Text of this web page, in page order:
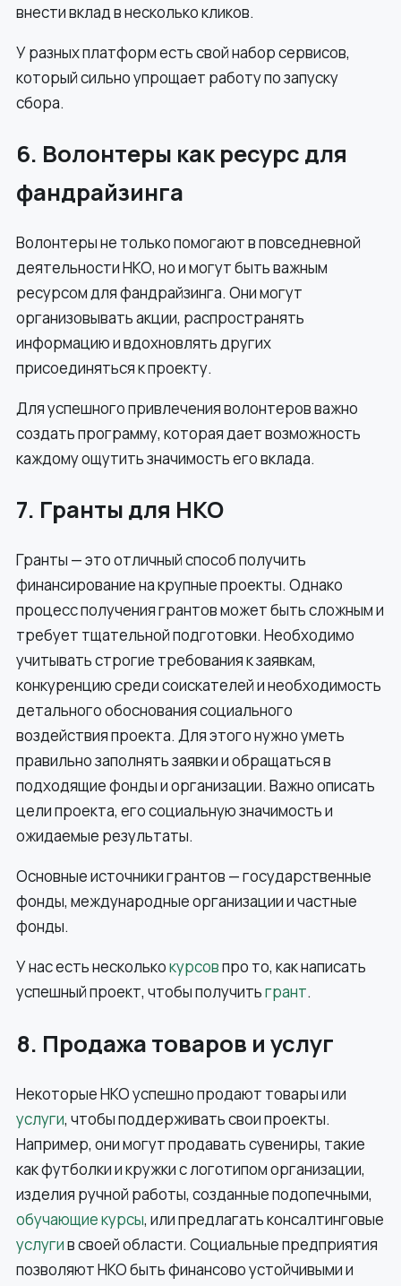
внести вклад в несколько кликов.
У разных платформ есть свой набор сервисов,
который сильно упрощает работу по запуску
сбора.
6. Волонтеры как ресурс для
фандрайзинга
Волонтеры не только помогают в повседневной
деятельности НКО, но и могут быть важным
ресурсом для фандрайзинга. Они могут
организовывать акции, распространять
информацию и вдохновлять других
присоединяться к проекту.
Для успешного привлечения волонтеров важно
создать программу, которая дает возможность
каждому ощутить значимость его вклада.
7. Гранты для НКО
Гранты — это отличный способ получить
финансирование на крупные проекты. Однако
процесс получения грантов может быть сложным и
требует тщательной подготовки. Необходимо
учитывать строгие требования к заявкам,
конкуренцию среди соискателей и необходимость
детального обоснования социального
воздействия проекта. Для этого нужно уметь
правильно заполнять заявки и обращаться в
подходящие фонды и организации. Важно описать
цели проекта, его социальную значимость и
ожидаемые результаты.
Основные источники грантов — государственные
фонды, международные организации и частные
фонды.
У нас есть несколькокурсовпро то, как написать
успешный проект, чтобы получитьгрант.
8. Продажа товаров и услуг
Некоторые НКО успешно продают товары или
услуги, чтобы поддерживать свои проекты.
Например, они могут продавать сувениры, такие
как футболки и кружки с логотипом организации,
изделия ручной работы, созданные подопечными,
обучающие курсы, или предлагать консалтинговые
услугив своей области. Социальные предприятия
позволяют НКО быть финансово устойчивыми и